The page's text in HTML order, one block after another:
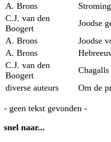
A. Brons
C.J. van den
Boogert
Joodse
A. Brons
Joodse
A. Brons
C.J. van den
Boogert
diverse auteurs
Om de
- geen tekst gevonden -
snel naar...